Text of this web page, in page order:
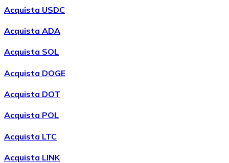
Acquista USDC
Acquista ADA
Acquista SOL
Acquista DOGE
Acquista DOT
Acquista POL
Acquista LTC
Acquista LINK